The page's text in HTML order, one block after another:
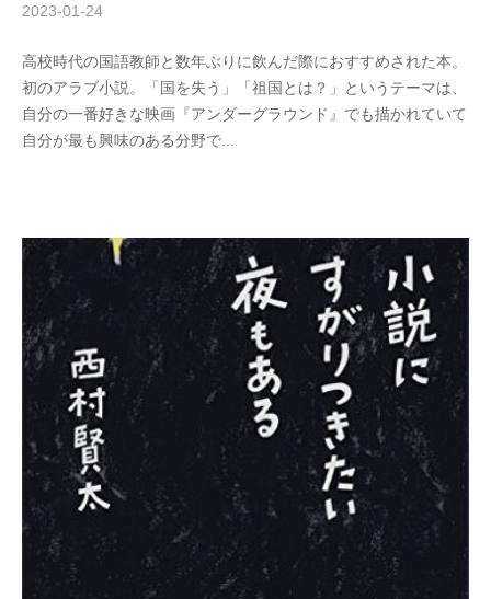
2023-01-24
木
下
倖
一
件
の
コ
メ
高校時代の国語教師と数年ぶりに飲んだ際におすすめされた本。
初のアラブ小説。「国を失う」「祖国とは？」というテーマは、
自分の一番好きな映画『アンダーグラウンド』でも描かれていて
自分が最も興味のある分野で...